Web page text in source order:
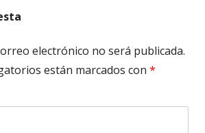
electrónico no será publicada.
están marcados con *